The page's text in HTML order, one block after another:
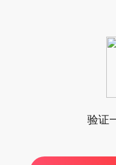
验证